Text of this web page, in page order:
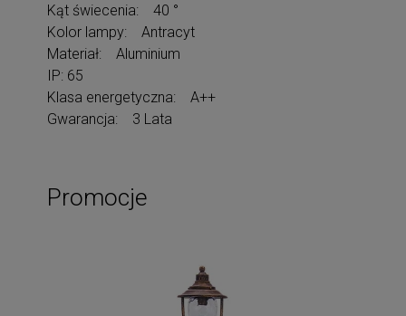
Kąt świecenia: 40 °
Kolor lampy: Antracyt
Materiał: Aluminium
IP: 65
Klasa energetyczna: A++
Gwarancja: 3 Lata
Promocje